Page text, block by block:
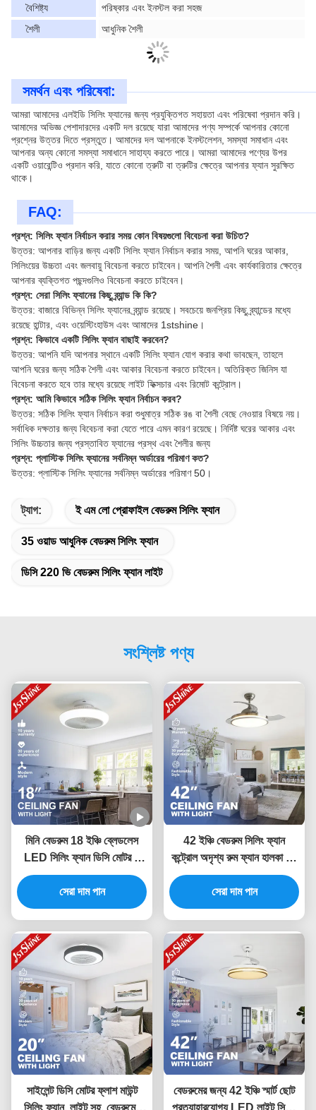
বৈশিষ্ট্য
পরিষ্কার এবং ইনস্টল করা সহজ
শৈলী
আধুনিক শৈলী
সমর্থন এবং পরিষেবা:
আমরা আমাদের এলইডি সিলিং ফ্যানের জন্য প্রযুক্তিগত সহায়তা এবং পরিষেবা প্রদান করি।
আমাদের অভিজ্ঞ পেশাদারদের একটি দল রয়েছে যারা আমাদের পণ্য সম্পর্কে আপনার কোনো
প্রশ্নের উত্তর দিতে প্রস্তুত। আমাদের দল আপনাকে ইনস্টলেশন, সমস্যা সমাধান এবং
আপনার অন্য কোনো সমস্যা সমাধানে সাহায্য করতে পারে। আমরা আমাদের পণ্যের উপর
একটি ওয়ারেন্টিও প্রদান করি, যাতে কোনো ত্রুটি বা ত্রুটির ক্ষেত্রে আপনার ফ্যান সুরক্ষিত
থাকে।
FAQ:
প্রশ্ন: সিলিং ফ্যান নির্বাচন করার সময় কোন বিষয়গুলো বিবেচনা করা উচিত?
উত্তর: আপনার বাড়ির জন্য একটি সিলিং ফ্যান নির্বাচন করার সময়, আপনি ঘরের আকার,
সিলিংয়ের উচ্চতা এবং জলবায়ু বিবেচনা করতে চাইবেন। আপনি শৈলী এবং কার্যকারিতার ক্ষেত্রে
আপনার ব্যক্তিগত পছন্দগুলিও বিবেচনা করতে চাইবেন।
প্রশ্ন: সেরা সিলিং ফ্যানের কিছু ব্র্যান্ড কি কি?
উত্তর: বাজারে বিভিন্ন সিলিং ফ্যানের ব্র্যান্ড রয়েছে। সবচেয়ে জনপ্রিয় কিছু ব্র্যান্ডের মধ্যে
রয়েছে হান্টার, এবং ওয়েস্টিংহাউস এবং আমাদের 1stshine।
প্রশ্ন: কিভাবে একটি সিলিং ফ্যান বাছাই করবেন?
উত্তর: আপনি যদি আপনার স্থানে একটি সিলিং ফ্যান যোগ করার কথা ভাবছেন, তাহলে
আপনি ঘরের জন্য সঠিক শৈলী এবং আকার বিবেচনা করতে চাইবেন। অতিরিক্ত জিনিস যা
বিবেচনা করতে হবে তার মধ্যে রয়েছে লাইট ফিক্সচার এবং রিমোট কন্ট্রোল।
প্রশ্ন: আমি কিভাবে সঠিক সিলিং ফ্যান নির্বাচন করব?
উত্তর: সঠিক সিলিং ফ্যান নির্বাচন করা শুধুমাত্র সঠিক রঙ বা শৈলী বেছে নেওয়ার বিষয়ে নয়।
সর্বাধিক দক্ষতার জন্য বিবেচনা করা যেতে পারে এমন কারণ রয়েছে। নির্দিষ্ট ঘরের আকার এবং
সিলিং উচ্চতার জন্য প্রস্তাবিত ফ্যানের প্রস্থ এবং শৈলীর জন্য
প্রশ্ন: প্লাস্টিক সিলিং ফ্যানের সর্বনিম্ন অর্ডারের পরিমাণ কত?
উত্তর: প্লাস্টিক সিলিং ফ্যানের সর্বনিম্ন অর্ডারের পরিমাণ 50।
ট্যাগ: ই এম লো প্রোফাইল বেডরুম সিলিং ফ্যান
35 ওয়াড আধুনিক বেডরুম সিলিং ফ্যান
ডিসি 220 ভি বেডরুম সিলিং ফ্যান লাইট
সংশ্লিষ্ট পণ্য
মিনি বেডরুম 18 ইঞ্চি ব্লেডলেস
LED সিলিং ফ্যান ডিসি মোটর 6
স্পিড রিমোট
সেরা দাম পান
42 ইঞ্চি বেডরুম সিলিং ফ্যান
কন্ট্রোল অদৃশ্য রুম ফ্যান হালকা কম
শব্দ
সেরা দাম পান
সাইলেন্ট ডিসি মোটর ফ্লাশ মাউন্ট
বেডরুমের জন্য 42 ইঞ্চি স্মার্ট ছোট